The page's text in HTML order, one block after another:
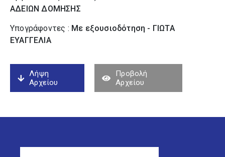
ΑΔΕΙΩΝ ΔΟΜΗΣΗΣ
Υπογράφοντες : Με εξουσιοδότηση - ΓΙΩΤΑ
ΕΥΑΓΓΕΛΙΑ
Λήψη
Αρχείου
Προβολή
Αρχείου